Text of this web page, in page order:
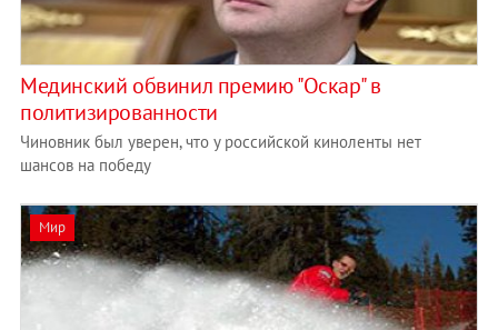
Мединский обвинил премию "Оскар" в
политизированности
Чиновник был уверен, что у российской киноленты нет
шансов на победу
Мир